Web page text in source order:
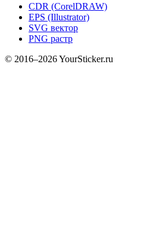
CDR (CorelDRAW)
EPS (Illustrator)
SVG вектор
PNG растр
© 2016–2026 YourSticker.ru